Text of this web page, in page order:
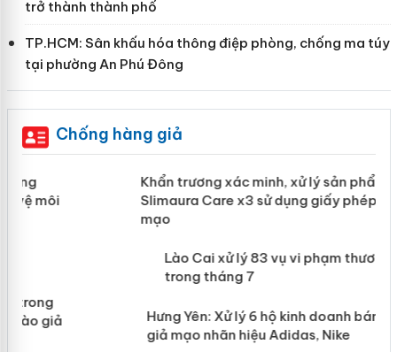
trở thành thành phố
TP.HCM: Sân khấu hóa thông điệp phòng, chống ma túy
tại phường An Phú Đông
Chống hàng giả
Khẩn trương xác minh, xử lý sản phẩm
Slimaura Care x3 sử dụng giấy phép
giả mạo
mại trong tháng 7